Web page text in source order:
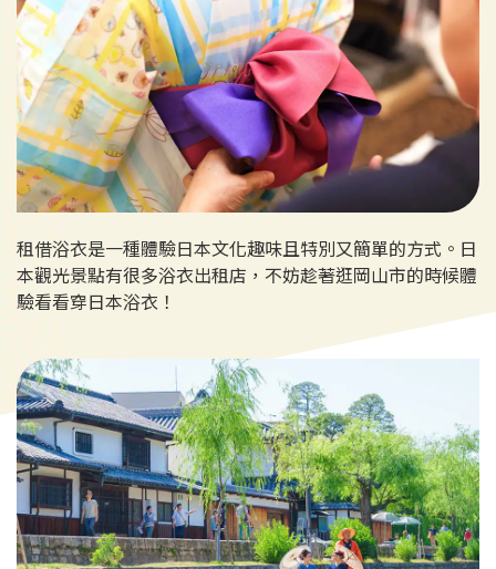
租借浴衣是一種體驗日本文化趣味且特別又簡單的方式。日
本觀光景點有很多浴衣出租店，不妨趁著逛岡山市的時候體
驗看看穿日本浴衣！